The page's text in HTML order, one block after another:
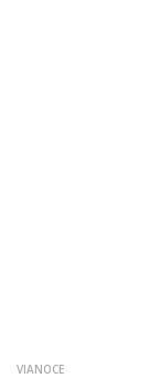
VIANOCE